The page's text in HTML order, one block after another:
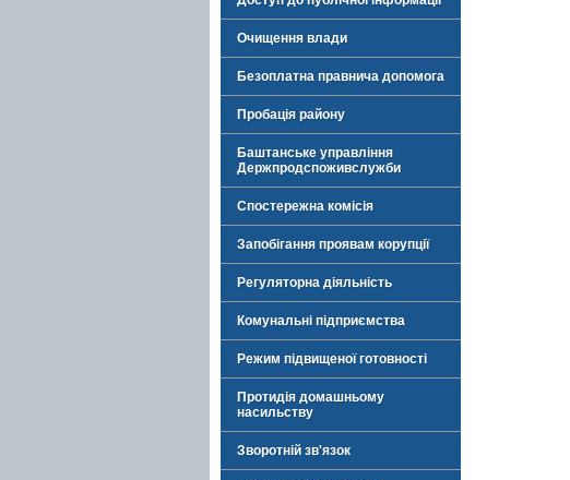
Очищення влади
Безоплатна правнича допомога
Пробація району
Баштанське управління
Держпродспоживслужби
Спостережна комісія
Запобігання проявам корупції
Регуляторна діяльність
Комунальні підприємства
Режим підвищеної готовності
Протидія домашньому
насильству
Зворотній зв'язок